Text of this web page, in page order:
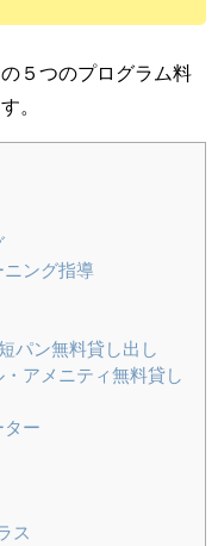
５つのプログラム料
。
ニング指導
パン無料貸し出し
アメニティ無料貸し
ター
ス